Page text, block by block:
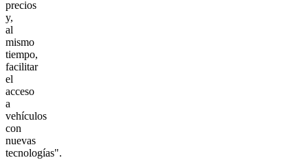
precios
y,
al
mismo
tiempo,
facilitar
el
acceso
a
vehículos
con
nuevas
tecnologías".